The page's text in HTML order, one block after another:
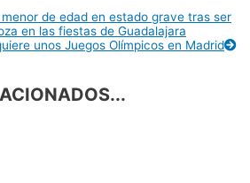
menor de edad en estado grave tras ser
en las fiestas de Guadalajara
unos Juegos Olímpicos en Madrid